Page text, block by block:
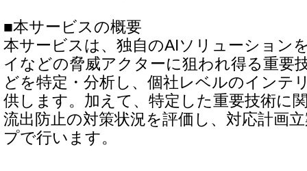
■本サービスの概要
本サービスは、独自のAIソリューション
イなどの脅威アクターに狙われ得る重要
どを特定・分析し、個社レベルのインテ
供します。加えて、特定した重要技術に
流出防止の対策状況を評価し、対応計画
プで行います。